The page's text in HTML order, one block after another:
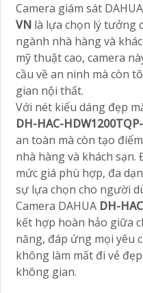
Camera giám sát DAHUA
VN là lựa chọn lý tưởng
ngành nhà hàng và
mỹ thuật cao, camera
cầu về an ninh mà còn
gian nội thất.
Với nét kiểu dáng đẹp
DH-HAC-
an toàn mà còn tạo
nhà hàng và khách
mức giá phù hợp, đa
sự lựa chọn cho người
Camera DAHUA DH-
kết hợp hoàn hảo giữa
năng, đáp ứng mọi yêu
không làm mất đi vẻ
không gian.